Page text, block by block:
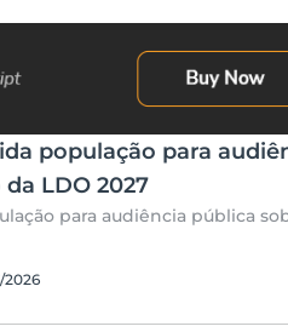
população para
LDO 2027
para audiência pública
2026